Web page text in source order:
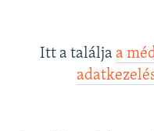
Itt a találja a